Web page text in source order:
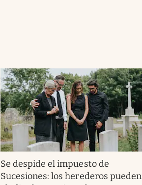
Se despide el impuesto de
Sucesiones: los herederos pueden